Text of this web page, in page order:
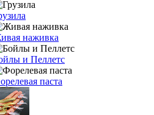
наживка
и Пеллетс
паста